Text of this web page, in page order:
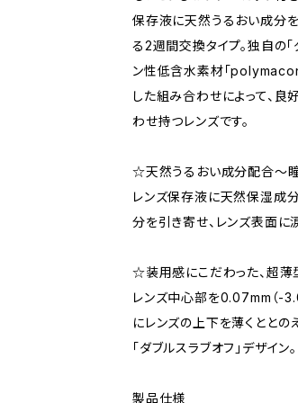
保存液に天然うるおい成分
る2週間交換タイプ。独自の「
ン性低含水素材「
した組み合わせによって、
わせ持つレンズです。
☆天然うるおい成分配合〜
レンズ保存液に天然保湿成
分を引き寄せ、レンズ表面に
☆装用感にこだわった、超薄
レンズ中心部を0.07mm（-
にレンズの上下を薄くとと
「ダブルスラブオフ」デザイ
製品仕様